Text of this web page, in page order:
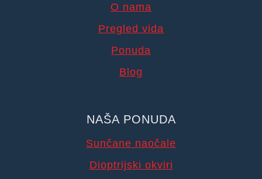
O nama
Pregled vida
Ponuda
Blog
NAŠA PONUDA
Sunčane naočale
Dioptrijski okviri